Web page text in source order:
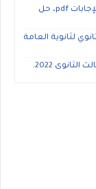
امتحان الجغرافيا الصف الثالث الثانوى 2022 بالإجابات pdf، حل
لثانوية العامة
2022.